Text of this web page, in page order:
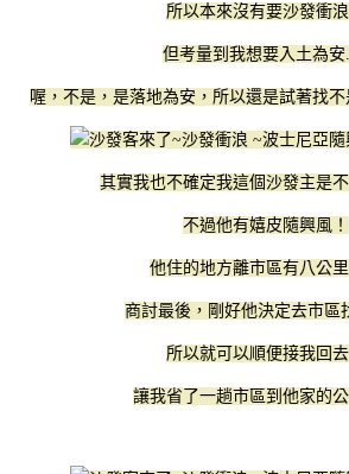
所以本來沒有要沙發衝浪
但考量到我想要入土為安
喔，不是，是落地為安，所以還是試著找不
其實我也不確定我這個沙發主是不
不過他有嬉皮隨興風！
他住的地方離市區有八公里
商討最後，剛好他決定去市區
所以就可以順便接我回去
讓我省了一趟市區到他家的公